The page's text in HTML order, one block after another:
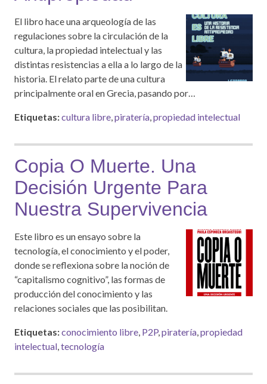
El libro hace una arqueología de las
regulaciones sobre la circulación de la
cultura, la propiedad intelectual y las
distintas resistencias a ella a lo largo de la
historia. El relato parte de una cultura
principalmente oral en Grecia, pasando por…
Etiquetas:cultura libre,piratería,propiedad intelectual
Copia O Muerte. Una
Decisión Urgente Para
Nuestra Supervivencia
Este libro es un ensayo sobre la
tecnología, el conocimiento y el poder,
donde se reflexiona sobre la noción de
“capitalismo cognitivo”, las formas de
producción del conocimiento y las
relaciones sociales que las posibilitan.
Etiquetas:conocimiento libre, P2P,piratería,propiedad
intelectual,tecnología